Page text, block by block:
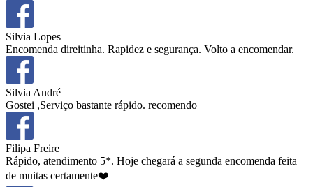
Silvia Lopes
Encomenda direitinha. Rapidez e segurança. Volto a encomendar.
Silvia André
Gostei ,Serviço bastante rápido. recomendo
Filipa Freire
Rápido, atendimento 5*. Hoje chegará a segunda encomenda feita
de muitas certamente❤️